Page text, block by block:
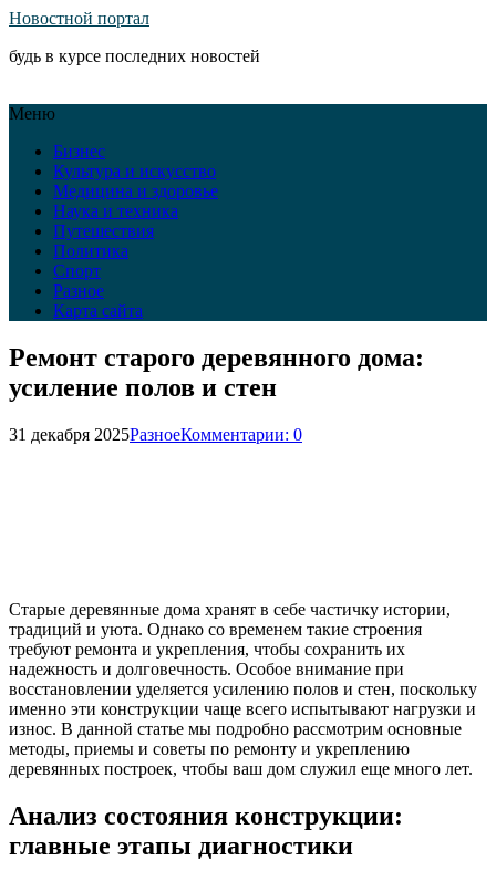
Новостной портал
будь в курсе последних новостей
Меню
Бизнес
Культура и искусство
Медицина и здоровье
Наука и техника
Путешествия
Политика
Спорт
Разное
Карта сайта
Ремонт старого деревянного дома:
усиление полов и стен
31 декабря 2025РазноеКомментарии: 0
Старые деревянные дома хранят в себе частичку истории,
традиций и уюта. Однако со временем такие строения
требуют ремонта и укрепления, чтобы сохранить их
надежность и долговечность. Особое внимание при
восстановлении уделяется усилению полов и стен, поскольку
именно эти конструкции чаще всего испытывают нагрузки и
износ. В данной статье мы подробно рассмотрим основные
методы, приемы и советы по ремонту и укреплению
деревянных построек, чтобы ваш дом служил еще много лет.
Анализ состояния конструкции:
главные этапы диагностики